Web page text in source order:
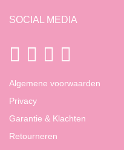
SOCIAL MEDIA
Algemene voorwaarden
Privacy
Garantie & Klachten
Retourneren